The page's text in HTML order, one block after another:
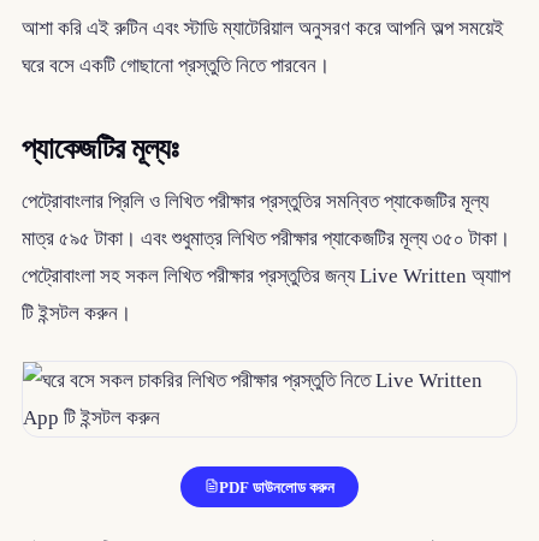
আশা করি এই রুটিন এবং স্টাডি ম্যাটেরিয়াল অনুসরণ করে আপনি অল্প সময়েই
ঘরে বসে একটি গোছানো প্রস্তুতি নিতে পারবেন।
প্যাকেজটির মূল্যঃ
পেট্রোবাংলার প্রিলি ও লিখিত পরীক্ষার প্রস্তুতির সমন্বিত প্যাকেজটির মূল্য
মাত্র ৫৯৫ টাকা। এবং শুধুমাত্র লিখিত পরীক্ষার প্যাকেজটির মূল্য ৩৫০ টাকা।
পেট্রোবাংলা সহ সকল লিখিত পরীক্ষার প্রস্তুতির জন্য Live Written অ্যাাপ
টি ইন্সটল করুন।
PDF ডাউনলোড করুন